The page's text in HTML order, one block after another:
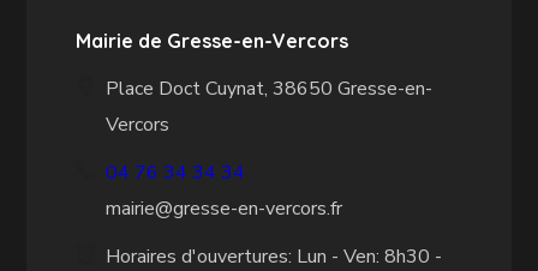
Mairie de Gresse-en-Vercors
Place Doct Cuynat, 38650 Gresse-en-
Vercors
04 76 34 34 34
mairie@gresse-en-vercors.fr
Horaires d'ouvertures: Lun - Ven: 8h30 -